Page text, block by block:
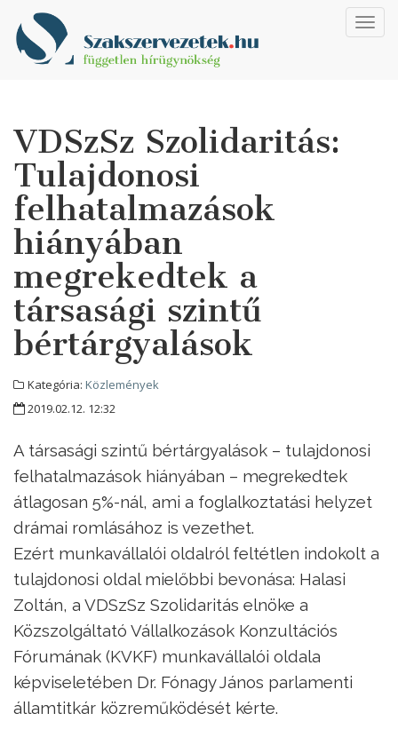
VDSzSz Szolidaritás:
Tulajdonosi
felhatalmazások
hiányában
megrekedtek a
társasági szintű
bértárgyalások
Kategória: Közlemények
2019.02.12. 12:32
A társasági szintű bértárgyalások – tulajdonosi
felhatalmazások hiányában – megrekedtek
átlagosan 5%-nál, ami a foglalkoztatási helyzet
drámai romlásához is vezethet.
Ezért munkavállalói oldalról feltétlen indokolt a
tulajdonosi oldal mielőbbi bevonása: Halasi
Zoltán, a VDSzSz Szolidaritás elnöke a
Közszolgáltató Vállalkozások Konzultációs
Fórumának (KVKF) munkavállalói oldala
képviseletében Dr. Fónagy János parlamenti
államtitkár közreműködését kérte.